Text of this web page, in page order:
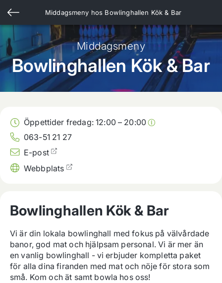
Middagsmeny hos Bowlinghallen Kök & Bar
Middagsmeny
Bowlinghallen Kök & Bar
Öppettider fredag:12:00– 20:00
063-51 21 27
E-post
Webbplats
Bowlinghallen Kök & Bar
Vi är din lokala bowlinghall med fokus på välvårdade
banor, god mat och hjälpsam personal. Vi är mer än
en vanlig bowlinghall - vi erbjuder kompletta paket
för alla dina firanden med mat och nöje för stora som
små. Kom och ät samt bowla hos oss!